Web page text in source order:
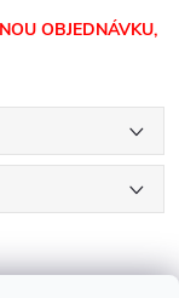
OBJEDNÁVKU,